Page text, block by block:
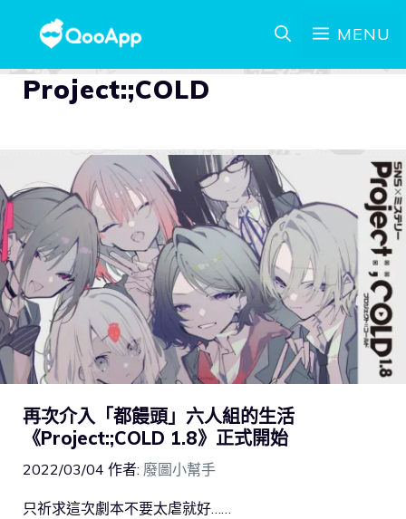
MENU
Project:;COLD
再次介入「都饅頭」六人組的生活
《Project:;COLD 1.8》正式開始
2022/03/04 作者: 廢圖小幫手
只祈求這次劇本不要太虐就好……